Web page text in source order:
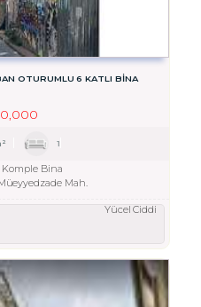
OTURUMLU 6 KATLI BINA
1
Komple Bina
Mah.
Yücel Ciddi